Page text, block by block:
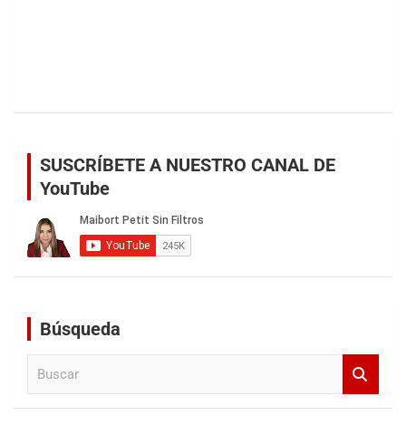
SUSCRÍBETE A NUESTRO CANAL DE
YouTube
Búsqueda